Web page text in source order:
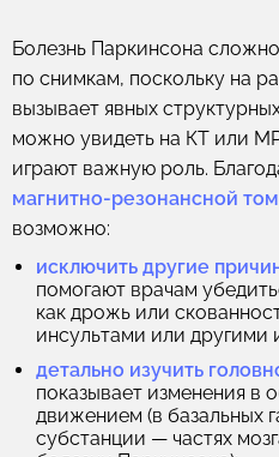
Болезнь Паркинсона
по снимкам, поскольку на
вызывает явных
можно увидеть на КТ или
играют важную роль.
магнитно-резонансной
возможно:
исключить другие
помогают врачам
как дрожь или
инсультами или другими
детально изучить
показывает изменения в
движением (в базальных
субстанции — частях